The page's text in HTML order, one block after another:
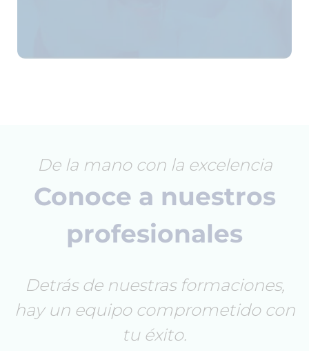
De la mano con la excelencia
Conoce a nuestros
profesionales
Detrás de nuestras formaciones,
hay un equipo comprometido con
tu éxito.